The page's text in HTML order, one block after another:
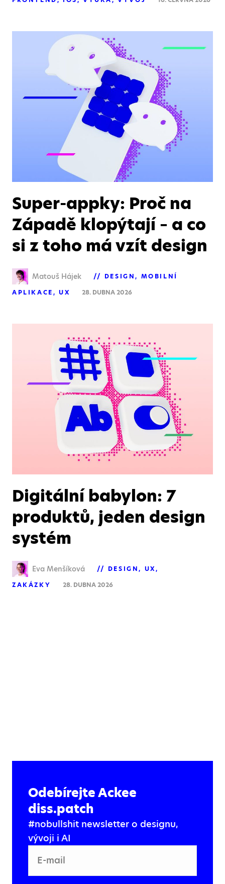
Super-appky: Proč na
Západě klopýtají – a co
si z toho má vzít design
Matouš Hájek DESIGN
MOBILNÍ
APLIKACE
UX 28. DUBNA 2026
Digitální babylon: 7
produktů, jeden design
systém
Eva Menšíková DESIGN
UX
ZAKÁZKY
28. DUBNA 2026
Odebírejte Ackee
diss.patch
#nobullshit newsletter o designu,
vývoji i AI
E-mail